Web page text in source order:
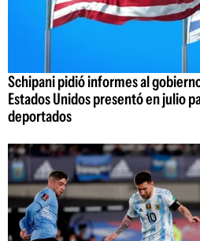
Schipani pidió informes al
Estados Unidos presentó en julio
deportados